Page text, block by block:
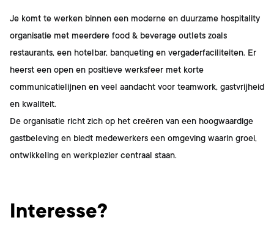
Je komt te werken binnen een moderne en duurzame hospitality
organisatie met meerdere food & beverage outlets zoals
restaurants, een hotelbar, banqueting en vergaderfaciliteiten. Er
heerst een open en positieve werksfeer met korte
communicatielijnen en veel aandacht voor teamwork, gastvrijheid
en kwaliteit.
De organisatie richt zich op het creëren van een hoogwaardige
gastbeleving en biedt medewerkers een omgeving waarin groei,
ontwikkeling en werkplezier centraal staan.
Interesse?